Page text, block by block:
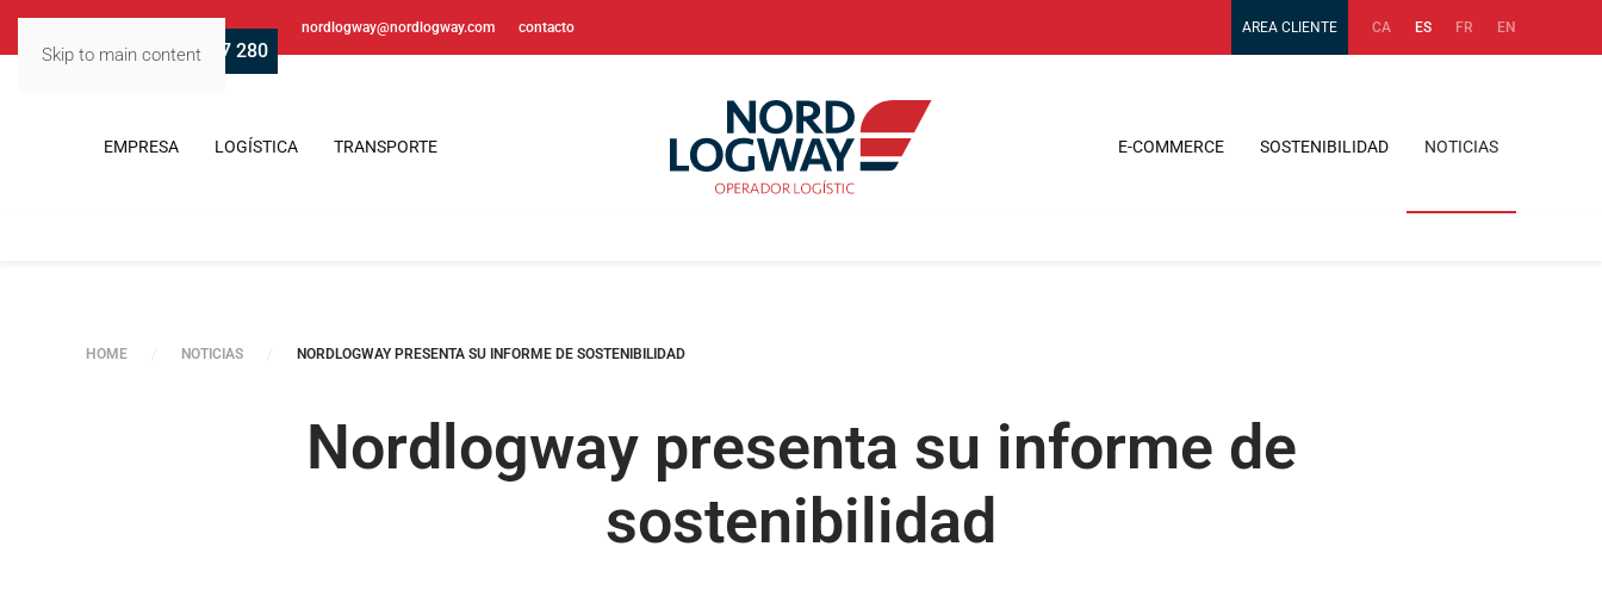
Skip to main content
‭+34 938 517 280‬
nordlogway@nordlogway.com contacto AREA CLIENTE CA ES FR EN
EMPRESA LOGÍSTICA TRANSPORTE E-COMMERCE SOSTENIBILIDAD NOTICIAS
HOME NOTICIAS NORDLOGWAY PRESENTA SU INFORME DE SOSTENIBILIDAD
Nordlogway presenta su informe de
sostenibilidad